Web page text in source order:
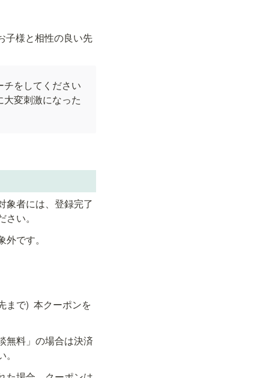
子様と相性の良い先
をしてください
変刺激になった
象者には、登録完了
い。
です。
まで)  本クーポンを
無料」の場合は決済